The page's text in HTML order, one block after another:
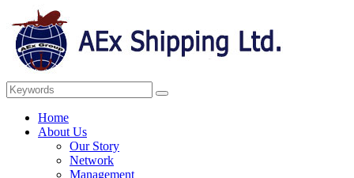
Home
About Us
Our Story
Network
Management